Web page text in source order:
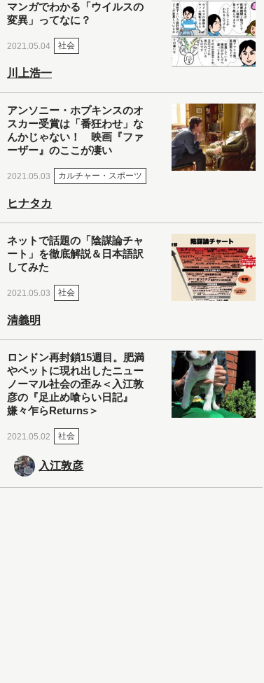
マンガでわかる「ウイルスの
変異」ってなに？
2021.05.04 社会
川上浩一
アンソニー・ホプキンスのオ
スカー受賞は「番狂わせ」な
んかじゃない！ 映画『ファ
ーザー』のここが凄い
2021.05.03 カルチャー・スポーツ
ヒナタカ
ネットで話題の「陰謀論チャ
ート」を徹底解説＆日本語訳
してみた
2021.05.03 社会
清義明
ロンドン再封鎖15週目。肥満
やペットに現れ出したニュー
ノーマル社会の歪み＜入江敦
彦の『足止め喰らい日記』
嫌々乍らReturns＞
2021.05.02 社会
入江敦彦